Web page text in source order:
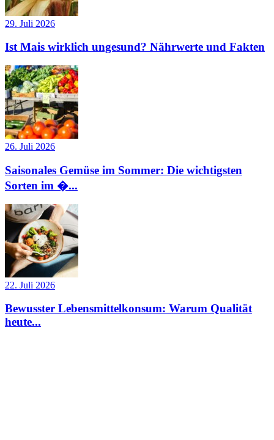
29. Juli 2026
Ist Mais wirklich ungesund? Nährwerte und Fakten
26. Juli 2026
Saisonales Gemüse im Sommer: Die wichtigsten
Sorten im �...
22. Juli 2026
Bewusster Lebensmittelkonsum: Warum Qualität
heute...